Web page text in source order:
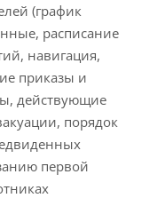
(график
расписание
навигация,
приказы и
действующие
порядок
первой